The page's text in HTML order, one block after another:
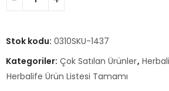
Stok kodu: 0310SKU-1437
Kategoriler: Çok Satılan Ürünler,
Herbalife Ürün Listesi Tamamı